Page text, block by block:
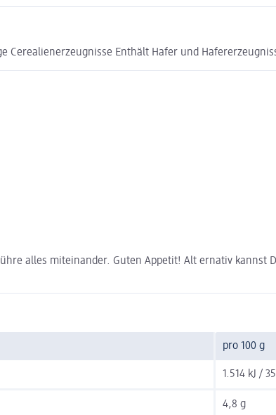
Enthält Hafer und
alles miteinander. Guten Appetit! Alt ernativ
pro 100 g
1.514 kJ /
4,8 g